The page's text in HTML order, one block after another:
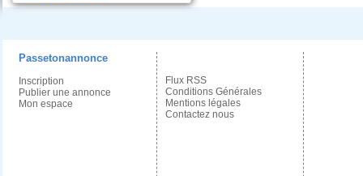
Passetonannonce
Inscription
Publier une annonce
Mon espace
Flux RSS
Conditions Générales
Mentions légales
Contactez nous